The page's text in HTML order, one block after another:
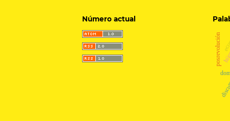
Número actual
posrevolución